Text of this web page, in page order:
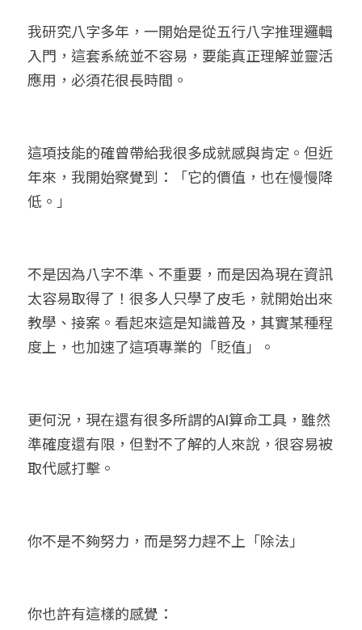
我研究八字多年，一開始是從五行八字推理邏輯
入門，這套系統並不容易，要能真正理解並靈活
應用，必須花很長時間。
這項技能的確曾帶給我很多成就感與肯定。但近
年來，我開始察覺到：「它的價值，也在慢慢降
低。」
不是因為八字不準、不重要，而是因為現在資訊
太容易取得了！很多人只學了皮毛，就開始出來
教學、接案。看起來這是知識普及，其實某種程
度上，也加速了這項專業的「貶值」。
更何況，現在還有很多所謂的AI算命工具，雖然
準確度還有限，但對不了解的人來說，很容易被
取代感打擊。
你不是不夠努力，而是努力趕不上「除法」
你也許有這樣的感覺：